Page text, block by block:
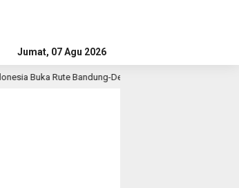
Jumat, 07 Agu 2026
Denpasar 2 jam lalu